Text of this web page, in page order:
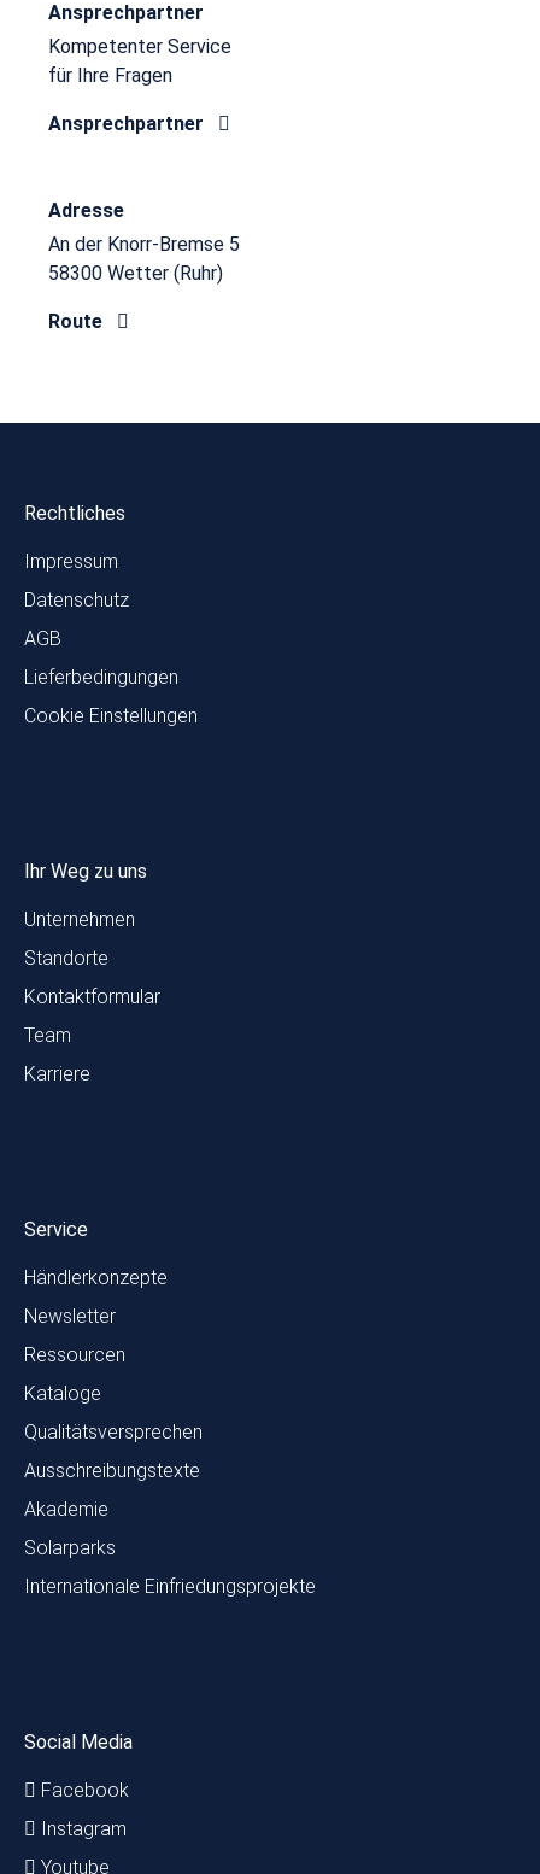
Ansprechpartner
Kompetenter Service
für Ihre Fragen
Ansprechpartner
Adresse
An der Knorr-Bremse 5
58300 Wetter (Ruhr)
Route
Rechtliches
Impressum
Datenschutz
AGB
Lieferbedingungen
Cookie Einstellungen
Ihr Weg zu uns
Unternehmen
Standorte
Kontaktformular
Team
Karriere
Service
Händlerkonzepte
Newsletter
Ressourcen
Kataloge
Qualitätsversprechen
Ausschreibungstexte
Akademie
Solarparks
Internationale Einfriedungsprojekte
Social Media
Facebook
Instagram
Youtube